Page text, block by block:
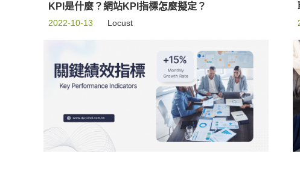
KPI是什麼？網站KPI指標怎麼擬定？
2022-10-13 Locust